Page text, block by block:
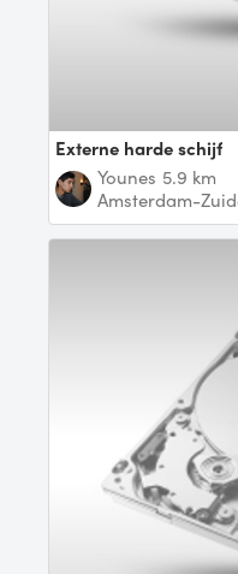
Externe harde schijf
Younes 5.9 km
Amsterdam-